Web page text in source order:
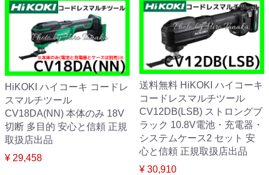
HiKOKI ハイコーキ コードレ
スマルチツール
CV18DA(NN) 本体のみ 18V
切断 多目的 安心と信頼 正規
取扱店出品
¥ 29,458
送料無料 HiKOKI ハイコーキ
コードレスマルチツール
CV12DB(LSB) ストロングブ
ラック 10.8V電池・充電器・
システムケース2 セット 安
心と信頼 正規取扱店出品
¥ 30,910